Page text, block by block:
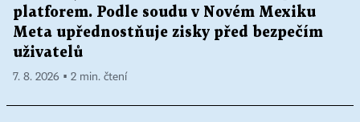
platforem. Podle soudu v Novém Mexiku
Meta upřednostňuje zisky před bezpečím
uživatelů
7. 8. 2026 ▪ 2 min. čtení